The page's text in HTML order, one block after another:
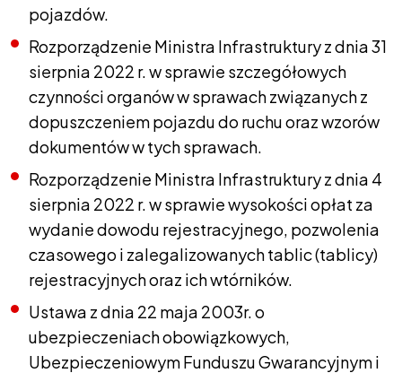
pojazdów.
Rozporządzenie Ministra Infrastruktury z dnia 31
sierpnia 2022 r. w sprawie szczegółowych
czynności organów w sprawach związanych z
dopuszczeniem pojazdu do ruchu oraz wzorów
dokumentów w tych sprawach.
Rozporządzenie Ministra Infrastruktury z dnia 4
sierpnia 2022 r. w sprawie wysokości opłat za
wydanie dowodu rejestracyjnego, pozwolenia
czasowego i zalegalizowanych tablic (tablicy)
rejestracyjnych oraz ich wtórników.
Ustawa z dnia 22 maja 2003r. o
ubezpieczeniach obowiązkowych,
Ubezpieczeniowym Funduszu Gwarancyjnym i